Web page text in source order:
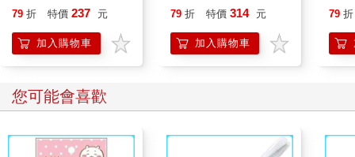
行動」打開大腦的行動
「行動派」的37個科
學方法
79 折 特價 237 元
加入購物車
79 折 特價 314 元
加入購物車
恭
79 折
您可能會喜歡